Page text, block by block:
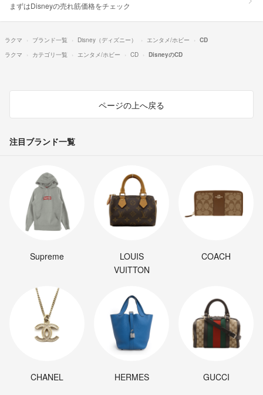
まずはDisneyの売れ筋価格をチェック
ラクマ ブランド一覧 Disney（ディズニー） エンタメ/ホビー
CD
ラクマ
カテゴリ一覧 エンタメ/ホビー CD DisneyのCD
ページの上へ戻る
注目ブランド一覧
Supreme
LOUIS
VUITTON
COACH
CHANEL HERMES GUCCI